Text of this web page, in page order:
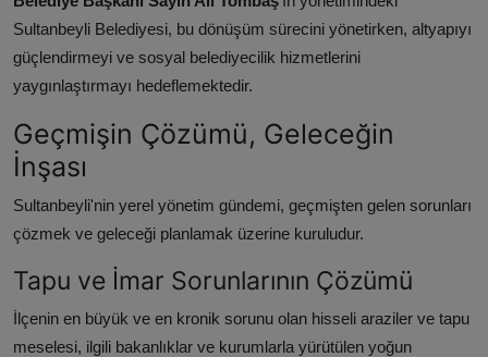
Sultanbeyli Belediyesi, bu dönüşüm sürecini yönetirken, altyapıyı
güçlendirmeyi ve sosyal belediyecilik hizmetlerini
yaygınlaştırmayı hedeflemektedir.
Geçmişin Çözümü, Geleceğin
İnşası
Sultanbeyli'nin yerel yönetim gündemi, geçmişten gelen sorunları
çözmek ve geleceği planlamak üzerine kuruludur.
Tapu ve İmar Sorunlarının Çözümü
İlçenin en büyük ve en kronik sorunu olan hisseli araziler ve tapu
meselesi, ilgili bakanlıklar ve kurumlarla yürütülen yoğun